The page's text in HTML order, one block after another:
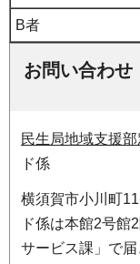
B者
お問い合わせ
民生局地域支援
ド係
横須賀市小川町
ド係は本館2号
サービス課」で届